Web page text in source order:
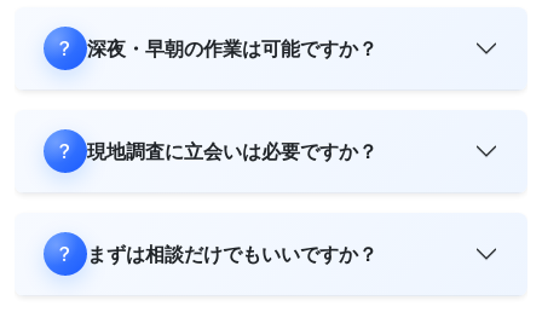
深夜・早朝の作業は可能ですか？
現地調査に立会いは必要ですか？
まずは相談だけでもいいですか？